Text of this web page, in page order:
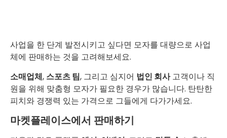
사업을 한 단계 발전시키고 싶다면 모자를 대량으로 사업
체에 판매하는 것을 고려해보세요.
소매업체, 스포츠 팀, 그리고 심지어 법인 회사고객이나 직
원을 위해 맞춤형 모자가 필요한 경우가 많습니다. 탄탄한
피치와 경쟁력 있는 가격으로 그들에게 다가가세요.
마켓플레이스에서 판매하기